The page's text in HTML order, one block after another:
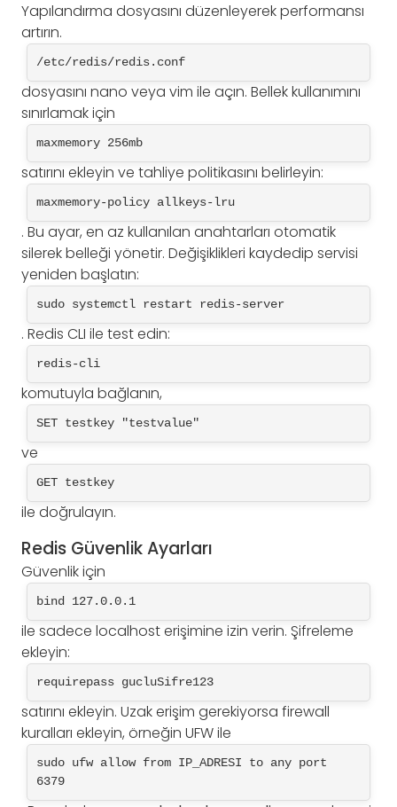
Yapılandırma dosyasını düzenleyerek performansı
artırın.
/etc/redis/redis.conf
dosyasını nano veya vim ile açın. Bellek kullanımını
sınırlamak için
maxmemory 256mb
satırını ekleyin ve tahliye politikasını belirleyin:
maxmemory-policy allkeys-lru
. Bu ayar, en az kullanılan anahtarları otomatik
silerek belleği yönetir. Değişiklikleri kaydedip servisi
yeniden başlatın:
sudo systemctl restart redis-server
. Redis CLI ile test edin:
redis-cli
komutuyla bağlanın,
SET testkey "testvalue"
ve
GET testkey
ile doğrulayın.
Redis Güvenlik Ayarları
Güvenlik için
bind 127.0.0.1
ile sadece localhost erişimine izin verin. Şifreleme
ekleyin:
requirepass gucluSifre123
satırını ekleyin. Uzak erişim gerekiyorsa firewall
kuralları ekleyin, örneğin UFW ile
sudo ufw allow from IP_ADRESI to any port
6379